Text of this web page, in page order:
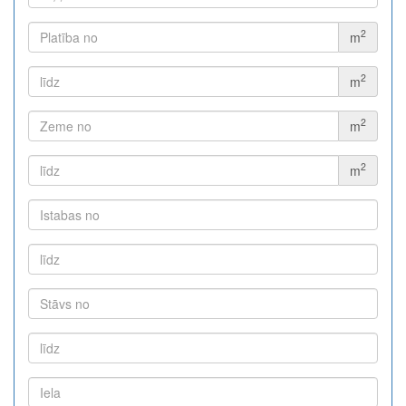
m2
m2
m2
m2